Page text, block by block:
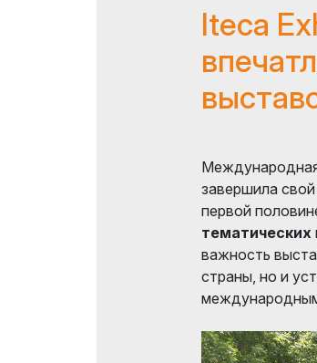
Официальная
Iteca
завершила свой
первой
тематических
важность
страны, но и